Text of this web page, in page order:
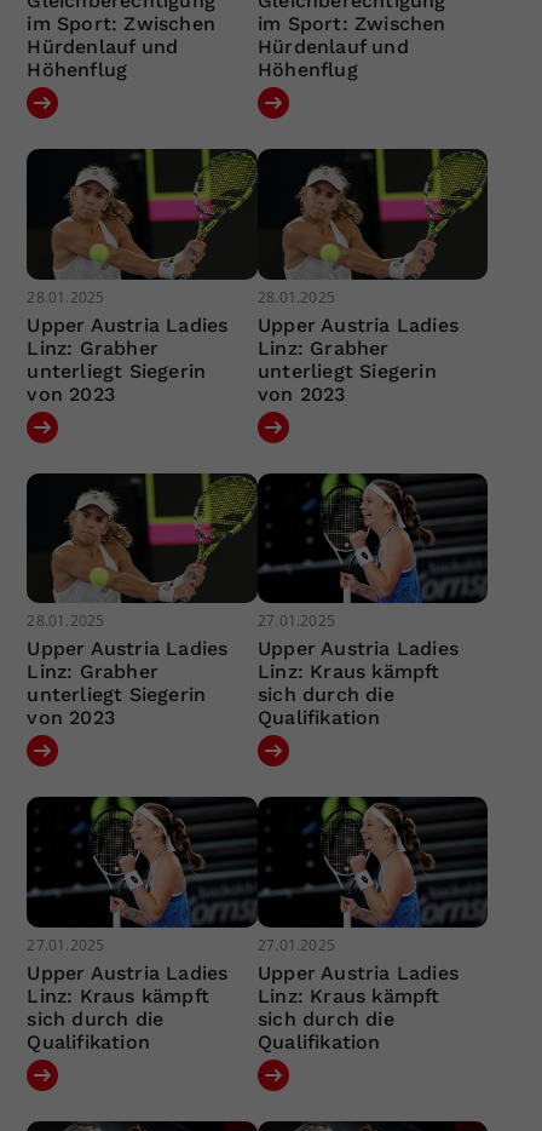
im Sport: Zwischen
Hürdenlauf und
Höhenflug
im Sport: Zwischen
Hürdenlauf und
Höhenflug
28.01.2025
Upper Austria Ladies
Linz: Grabher
unterliegt Siegerin
von 2023
28.01.2025
Upper Austria Ladies
Linz: Grabher
unterliegt Siegerin
von 2023
28.01.2025
Upper Austria Ladies
Linz: Grabher
unterliegt Siegerin
von 2023
27.01.2025
Upper Austria Ladies
Linz: Kraus kämpft
sich durch die
Qualifikation
27.01.2025
Upper Austria Ladies
Linz: Kraus kämpft
sich durch die
Qualifikation
27.01.2025
Upper Austria Ladies
Linz: Kraus kämpft
sich durch die
Qualifikation